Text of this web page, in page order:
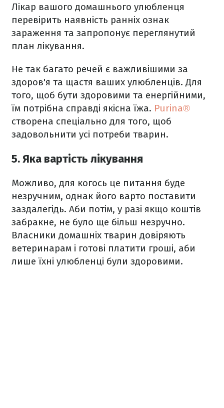
Лікар вашого домашнього улюбленця
перевірить наявність ранніх ознак
зараження та запропонує переглянутий
план лікування.
Не так багато речей є важливішими за
здоров'я та щастя ваших улюбленців. Для
того, щоб бути здоровими та енергійними,
їм потрібна справді якісна їжа. Purina®
створена спеціально для того, щоб
задовольнити усі потреби тварин.
5. Яка вартість лікування
Можливо, для когось це питання буде
незручним, однак його варто поставити
заздалегідь. Аби потім, у разі якщо коштів
забракне, не було ще більш незручно.
Власники домашніх тварин довіряють
ветеринарам і готові платити гроші, аби
лише їхні улюбленці були здоровими.